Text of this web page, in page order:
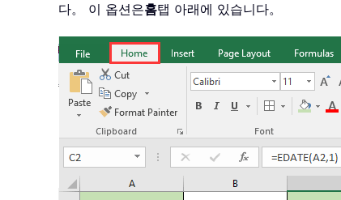
다。 이 옵션은홈탭 아래에 있습니다。